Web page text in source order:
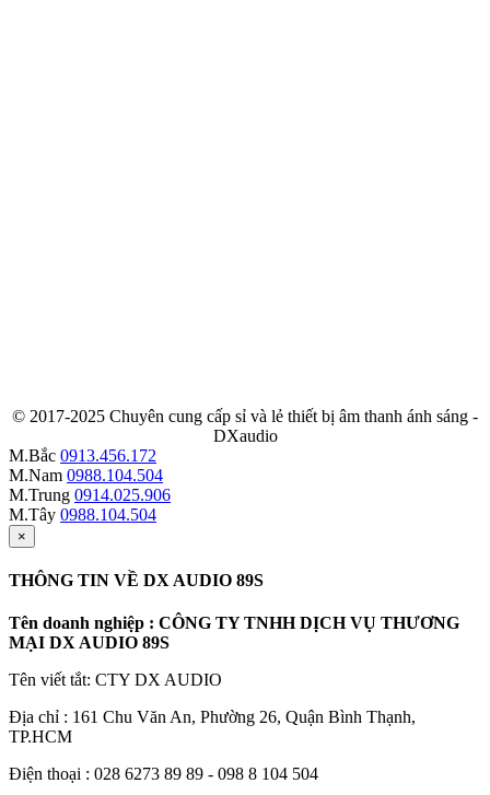
© 2017-2025 Chuyên cung cấp sỉ và lẻ thiết bị âm thanh ánh sáng -
DXaudio
M.Bắc 0913.456.172
M.Nam 0988.104.504
M.Trung 0914.025.906
M.Tây 0988.104.504
×
THÔNG TIN VỀ DX AUDIO 89S
Tên doanh nghiệp : CÔNG TY TNHH DỊCH VỤ THƯƠNG
MẠI DX AUDIO 89S
Tên viết tắt: CTY DX AUDIO
Địa chỉ : 161 Chu Văn An, Phường 26, Quận Bình Thạnh,
TP.HCM
Điện thoại : 028 6273 89 89 - 098 8 104 504